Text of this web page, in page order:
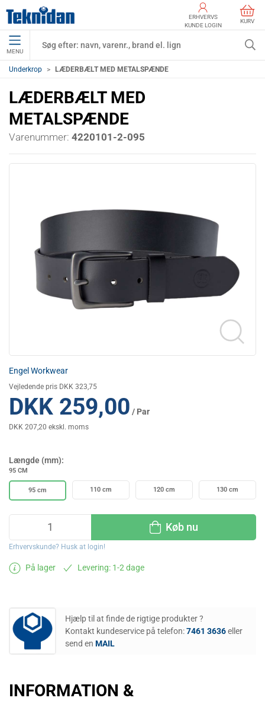
ERHVERVS
KUNDE LOGIN
KURV
MENU
Underkrop LÆDERBÆLT MED METALSPÆNDE
LÆDERBÆLT MED
METALSPÆNDE
Varenummer: 4220101-2-095
Engel Workwear
Vejledende pris DKK 323,75
DKK 259,00 / Par
DKK 207,20 ekskl. moms
Længde (mm):
95 CM
95 cm 110 cm 120 cm 130 cm
Køb nu
Erhvervskunde? Husk at login!
På lager Levering: 1-2 dage
Hjælp til at finde de rigtige produkter ?
Kontakt kundeservice på telefon:7461 3636eller
send en MAIL
INFORMATION &